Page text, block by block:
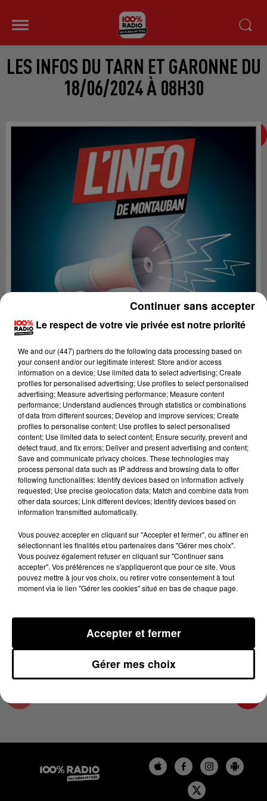
LES INFOS DU TARN ET GARONNE DU
18/06/2024 À 08H30
Lecture (4 min 9 sec)
100%
100% Radio les infos du Tarn et Garonne
18 juin 2024 - 4 min 9 sec
LES INFOS DU TARN ET GARONNE DU
18/06/2024 À 08H30
Podcasts infos du Tarn et Garonne
Le respect de votre vie privée est notre priorité
We and our (447) partnersdo the following data processing based on
your consent and/or our legitimate interest: Store and/or access
information on a device; Use limited data to select advertising; Create
profiles for personalised advertising; Use profiles to select personalised
advertising; Measure advertising performance; Measure content
performance; Understand audiences through statistics or combinations
of data from different sources; Develop and improve services; Create
profiles to personalise content; Use profiles to select personalised
content; Use limited data to select content; Ensure security, prevent and
detect fraud, and fix errors; Deliver and present advertising and content;
Save and communicate privacy choices. These technologies may
process personal data such as IP address and browsing data to offer
following functionalities: Identify devices based on information actively
requested; Use precise geolocation data; Match and combine data from
other data sources; Link different devices; Identify devices based on
information transmitted automatically.
Vous pouvez accepter en cliquant sur "Accepter et fermer", ou affiner en
sélectionnant les finalités et/ou partenaires dans "Gérer mes choix".
Vous pouvez également refuser en cliquant sur "Continuer sans
accepter". Vos préférences ne s'appliqueront que pour ce site. Vous
pouvez mettre à jour vos choix, ou retirer votre consentement à tout
moment via le lien "Gérer les cookies" situé en bas de chaque page.
Gérer mes choix
Accepter et fermer
Continuer sans accepter